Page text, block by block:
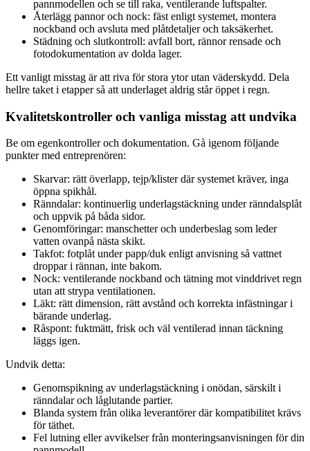
pannmodellen och se till raka, ventilerande luftspalter.
Återlägg pannor och nock: fäst enligt systemet, montera
nockband och avsluta med plåtdetaljer och taksäkerhet.
Städning och slutkontroll: avfall bort, rännor rensade och
fotodokumentation av dolda lager.
Ett vanligt misstag är att riva för stora ytor utan väderskydd. Dela
hellre taket i etapper så att underlaget aldrig står öppet i regn.
Kvalitetskontroller och vanliga misstag att undvika
Be om egenkontroller och dokumentation. Gå igenom följande
punkter med entreprenören:
Skarvar: rätt överlapp, tejp/klister där systemet kräver, inga
öppna spikhål.
Ränndalar: kontinuerlig underlagstäckning under ränndalsplåt
och uppvik på båda sidor.
Genomföringar: manschetter och underbeslag som leder
vatten ovanpå nästa skikt.
Takfot: fotplåt under papp/duk enligt anvisning så vattnet
droppar i rännan, inte bakom.
Nock: ventilerande nockband och tätning mot vinddrivet regn
utan att strypa ventilationen.
Läkt: rätt dimension, rätt avstånd och korrekta infästningar i
bärande underlag.
Råspont: fuktmätt, frisk och väl ventilerad innan täckning
läggs igen.
Undvik detta:
Genomspikning av underlagstäckning i onödan, särskilt i
ränndalar och låglutande partier.
Blanda system från olika leverantörer där kompatibilitet krävs
för täthet.
Fel lutning eller avvikelser från monteringsanvisningen för din